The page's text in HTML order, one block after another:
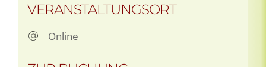
VERANSTALTUNGSORT
Online